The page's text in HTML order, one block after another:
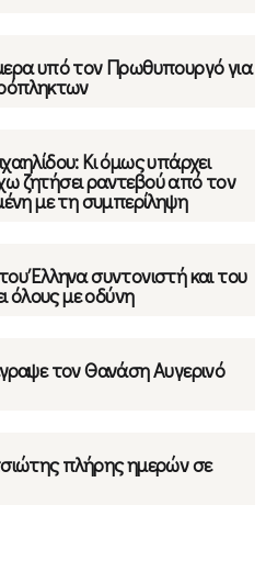
υπό τον Πρωθυπουργό για
Κι όμως υπάρχει
ζητήσει ραντεβού από τον
με τη συμπερίληψη
Έλληνα συντονιστή και του
όλους με οδύνη
τον Θανάση Αυγερινό
πλήρης ημερών σε